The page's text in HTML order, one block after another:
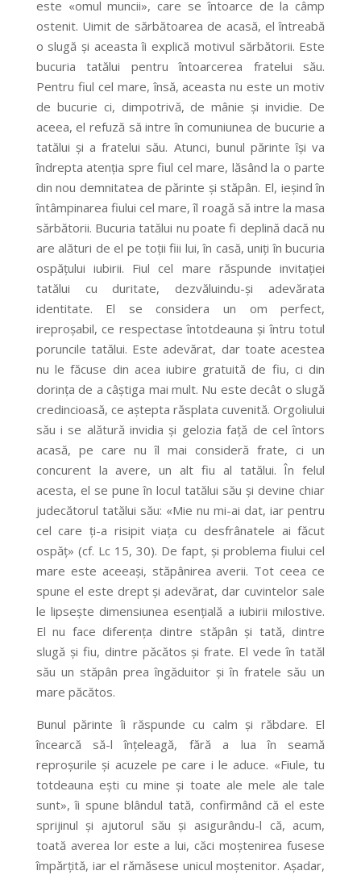
este «omul muncii», care se întoarce de la câmp
ostenit. Uimit de sărbătoarea de acasă, el întreabă
o slugă și aceasta îi explică motivul sărbătorii. Este
bucuria tatălui pentru întoarcerea fratelui său.
Pentru fiul cel mare, însă, aceasta nu este un motiv
de bucurie ci, dimpotrivă, de mânie și invidie. De
aceea, el refuză să intre în comuniunea de bucurie a
tatălui și a fratelui său. Atunci, bunul părinte își va
îndrepta atenția spre fiul cel mare, lăsând la o parte
din nou demnitatea de părinte și stăpân. El, ieșind în
întâmpinarea fiului cel mare, îl roagă să intre la masa
sărbătorii. Bucuria tatălui nu poate fi deplină dacă nu
are alături de el pe toții fiii lui, în casă, uniți în bucuria
ospățului iubirii. Fiul cel mare răspunde invitației
tatălui cu duritate, dezvăluindu-și adevărata
identitate. El se considera un om perfect,
ireproșabil, ce respectase întotdeauna și întru totul
poruncile tatălui. Este adevărat, dar toate acestea
nu le făcuse din acea iubire gratuită de fiu, ci din
dorința de a câștiga mai mult. Nu este decât o slugă
credincioasă, ce aștepta răsplata cuvenită. Orgoliului
său i se alătură invidia și gelozia față de cel întors
acasă, pe care nu îl mai consideră frate, ci un
concurent la avere, un alt fiu al tatălui. În felul
acesta, el se pune în locul tatălui său și devine chiar
judecătorul tatălui său: «Mie nu mi-ai dat, iar pentru
cel care ți-a risipit viața cu desfrânatele ai făcut
ospăț» (cf. Lc 15, 30). De fapt, și problema fiului cel
mare este aceeași, stăpânirea averii. Tot ceea ce
spune el este drept și adevărat, dar cuvintelor sale
le lipsește dimensiunea esențială a iubirii milostive.
El nu face diferența dintre stăpân și tată, dintre
slugă și fiu, dintre păcătos și frate. El vede în tatăl
său un stăpân prea îngăduitor și în fratele său un
mare păcătos.
Bunul părinte îi răspunde cu calm și răbdare. El
încearcă să-l înțeleagă, fără a lua în seamă
reproșurile și acuzele pe care i le aduce. «Fiule, tu
totdeauna ești cu mine și toate ale mele ale tale
sunt», îi spune blândul tată, confirmând că el este
sprijinul și ajutorul său și asigurându-l că, acum,
toată averea lor este a lui, căci moștenirea fusese
împărțită, iar el rămăsese unicul moștenitor. Așadar,